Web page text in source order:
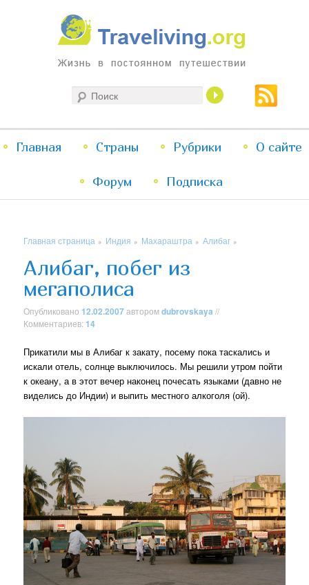
Traveliving
Жизнь в постоянном путешествии
меню
Перейти
к
Перейти
к
Главная Страны Рубрики О сайте
Форум Подписка
Главная страница » Индия » Махараштра »Алибаг »
Алибаг, побег из
мегаполиса
Опубликовано 12.02.2007авторомdubrovskaya //
Комментариев: 14
Прикатили мы в Алибаг к закату, посему пока таскались и
искали отель, солнце выключилось. Мы решили утром пойти
к океану, а в этот вечер наконец почесать языками (давно не
виделись до Индии) и выпить местного алкоголя (ой).